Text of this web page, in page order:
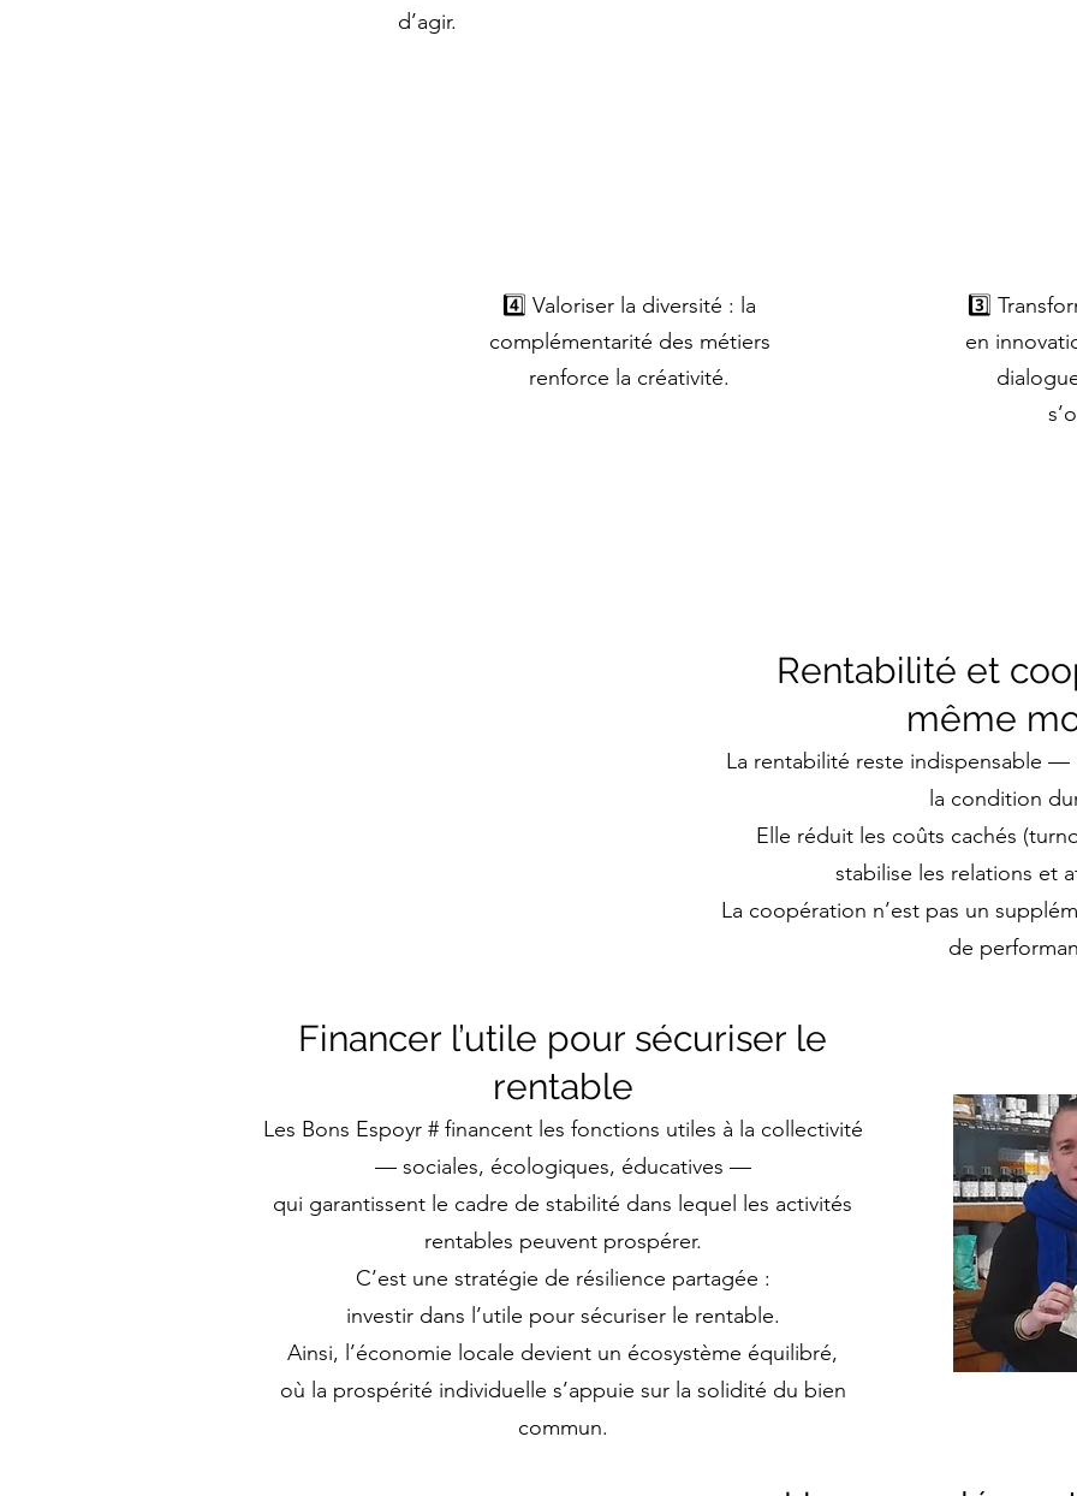
d’agir.
4️⃣ Valoriser la diversité : la
complémentarité des métiers
renforce la créativité.
3️⃣
en
Rentabilité et
même
La rentabilité reste indispensable
la condition
Elle réduit les coûts cachés
stabilise les relations et
La coopération n’est pas un
de
Financer l’utile pour sécuriser le
rentable
Les Bons Espoyr # financent les fonctions utiles à la collectivité
— sociales, écologiques, éducatives —
qui garantissent le cadre de stabilité dans lequel les activités
rentables peuvent prospérer.
C’est une stratégie de résilience partagée :
investir dans l’utile pour sécuriser le rentable.
Ainsi, l’économie locale devient un écosystème équilibré,
où la prospérité individuelle s’appuie sur la solidité du bien
commun.